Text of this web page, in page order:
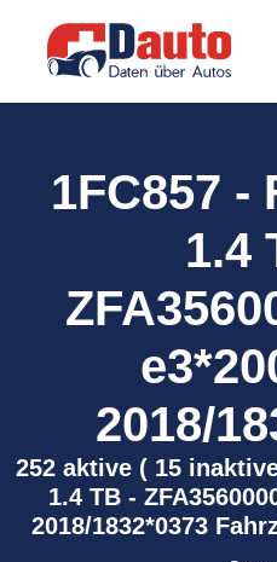
1FC857 -
1.4
2018/
252 aktive ( 15
1.4 TB -
2018/1832*0373